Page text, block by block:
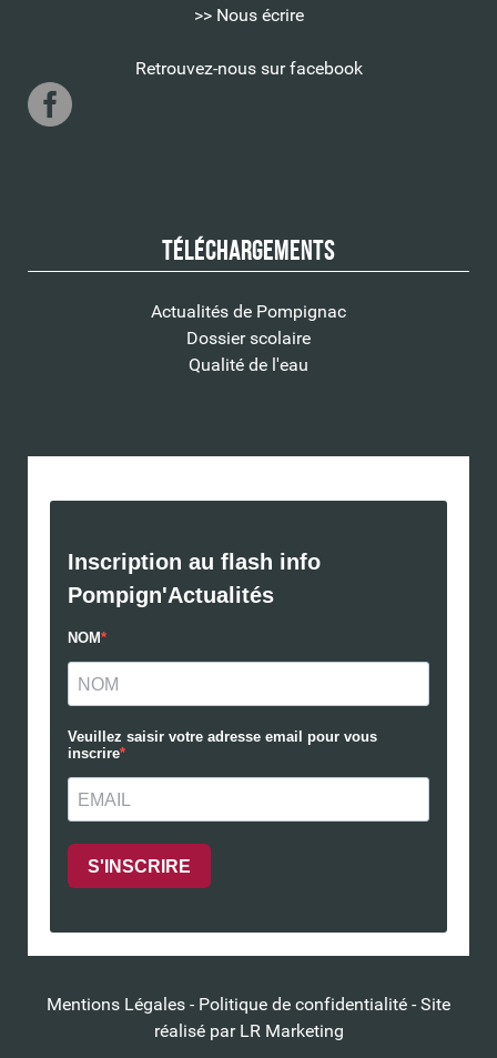
>> Nous écrire
Retrouvez-nous sur facebook
Téléchargements
Actualités de Pompignac
Dossier scolaire
Qualité de l'eau
Mentions Légales - Politique de confidentialité - Site
réalisé par LR Marketing